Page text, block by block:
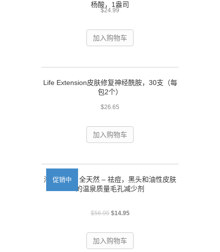
杨酸，1盎司
$24.99
加入购物车
Life Extension皮肤修复神经酰胺，30支（每
包2个）
$26.65
加入购物车
促销中
海泥面膜 – 全天然 – 祛痘，黑头和油性皮肤
的温泉质量毛孔减少剂
$56.95 $14.95
加入购物车